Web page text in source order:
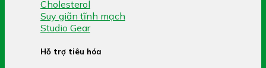
Cholesterol
Suy giãn tĩnh mạch
Studio Gear
Hỗ trợ tiêu hóa